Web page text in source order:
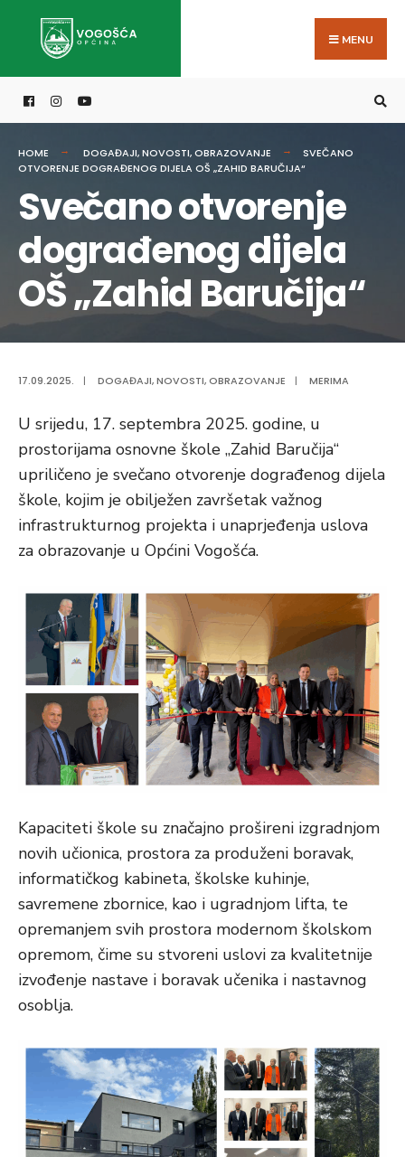
MENU
HOME DOGAĐAJI,NOVOSTI,OBRAZOVANJE
SVEČANO
OTVORENJE DOGRAĐENOG DIJELA OŠ „ZAHID BARUČIJA“
Svečano otvorenje
dograđenog dijela
OŠ „Zahid Baručija“
17.09.2025. | DOGAĐAJI,NOVOSTI,OBRAZOVANJE | MERIMA
U srijedu, 17. septembra 2025. godine, u
prostorijama osnovne škole „Zahid Baručija“
upriličeno je svečano otvorenje dograđenog dijela
škole, kojim je obilježen završetak važnog
infrastrukturnog projekta i unaprjeđenja uslova
za obrazovanje u Općini Vogošća.
Kapaciteti škole su značajno prošireni izgradnjom
novih učionica, prostora za produženi boravak,
informatičkog kabineta, školske kuhinje,
savremene zbornice, kao i ugradnjom lifta, te
opremanjem svih prostora modernom školskom
opremom, čime su stvoreni uslovi za kvalitetnije
izvođenje nastave i boravak učenika i nastavnog
osoblja.
for: